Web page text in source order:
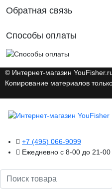
Обратная связь
Способы оплаты
© Интернет-магазин
Копирование материалов
+7 (495) 066-9099
Ежедневно с 8-00 до 21-00
Поиск